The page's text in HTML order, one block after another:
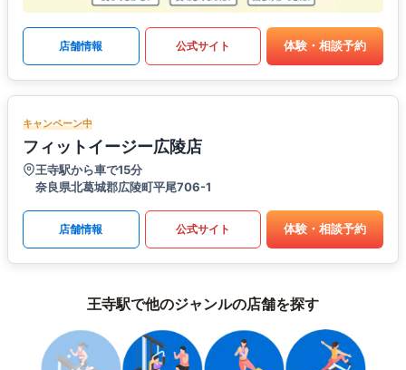
店舗情報 公式サイト 体験・相談予約
キャンペーン中
フィットイージー広陵店
王寺駅から車で15分
奈良県北葛城郡広陵町平尾706-1
店舗情報 公式サイト 体験・相談予約
王寺駅で他のジャンルの店舗を探す